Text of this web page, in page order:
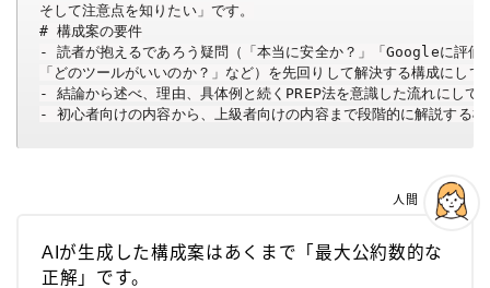
そして注意点を知りたい」です。
# 構成案の要件
- 読者が抱えるであろう疑問（「本当に安全か？」「Googleに評価
「どのツールがいいのか？」など）を先回りして解決する構成にして
- 結論から述べ、理由、具体例と続くPREP法を意識した流れにして
- 初心者向けの内容から、上級者向けの内容まで段階的に解説する
AIが生成した構成案はあくまで「最大公約数的な
正解」です。
人間